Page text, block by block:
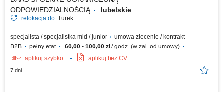
ODPOWIEDZIALNOŚCIĄ
lubelskie
relokacja do: Turek
specjalista / specjalistka mid / junior
umowa zlecenie / kontrakt
B2B
pełny etat 60,00 - 100,00 zł/ godz. (w zal. od umowy)
aplikuj szybko
aplikuj bez CV
7 dni